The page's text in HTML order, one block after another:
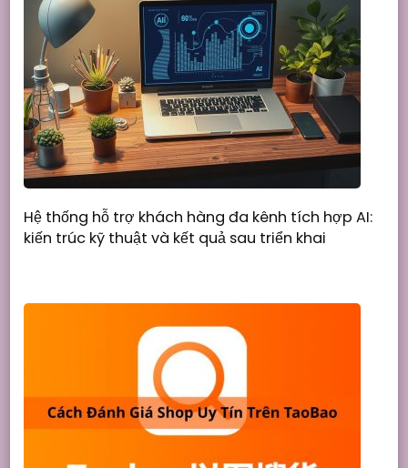
Hệ thống hỗ trợ khách hàng đa kênh tích hợp AI:
kiến trúc kỹ thuật và kết quả sau triển khai